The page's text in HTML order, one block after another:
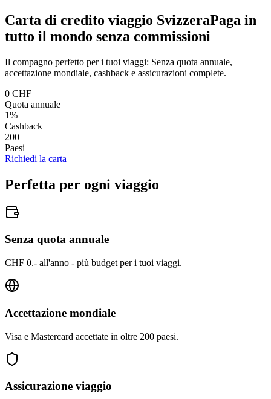
Carta di credito viaggio SvizzeraPaga in
tutto il mondo senza commissioni
Il compagno perfetto per i tuoi viaggi: Senza quota annuale,
accettazione mondiale, cashback e assicurazioni complete.
0 CHF
Quota annuale
1%
Cashback
200+
Paesi
Richiedi la carta
Perfetta per ogni viaggio
Senza quota annuale
CHF 0.- all'anno - più budget per i tuoi viaggi.
Accettazione mondiale
Visa e Mastercard accettate in oltre 200 paesi.
Assicurazione viaggio